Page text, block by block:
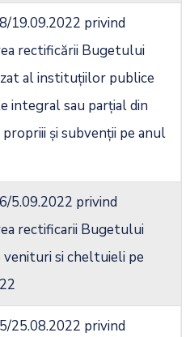
19.09.2022 privind
rectificării Bugetului
al instituțiilor publice
integral sau parțial din
și subvenții pe anul
5.09.2022 privind
rectificarii Bugetului
venituri si cheltuieli pe
25.08.2022 privind